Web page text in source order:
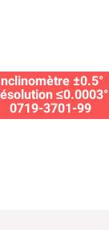
±0.5°
≤0.0003°
0719-3701-99